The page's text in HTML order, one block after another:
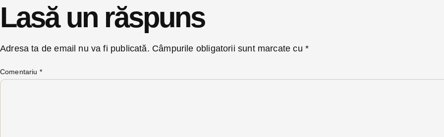
Lasă un răspuns
Adresa ta de email nu va fi publicată. Câmpurile obligatorii sunt marcate cu *
Comentariu *